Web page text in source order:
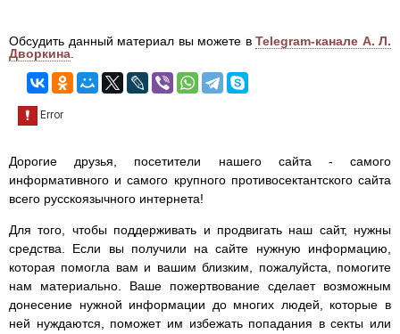
Обсудить данный материал вы можете в Telegram-канале А. Л.
Дворкина
Дорогие друзья, посетители нашего сайта - самого
информативного и самого крупного противосектантского сайта
всего русскоязычного интернета!
Для того, чтобы поддерживать и продвигать наш сайт, нужны
средства. Если вы получили на сайте нужную информацию,
которая помогла вам и вашим близким, пожалуйста, помогите
нам материально. Ваше пожертвование сделает возможным
донесение нужной информации до многих людей, которые в
ней нуждаются, поможет им избежать попадания в секты или